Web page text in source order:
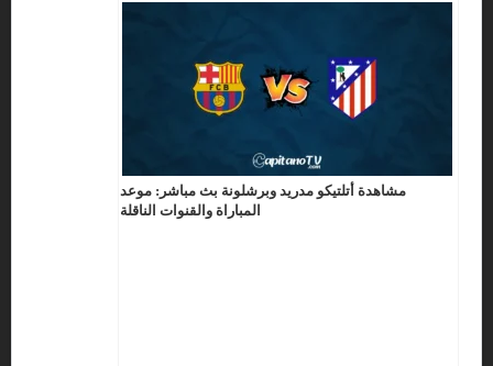
مشاهدة أتلتيكو مدريد وبرشلونة بث مباشر: موعد
المباراة والقنوات الناقلة